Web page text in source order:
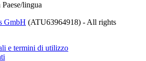
lingua
GmbH (ATU63964918) - All rights
e termini di utilizzo